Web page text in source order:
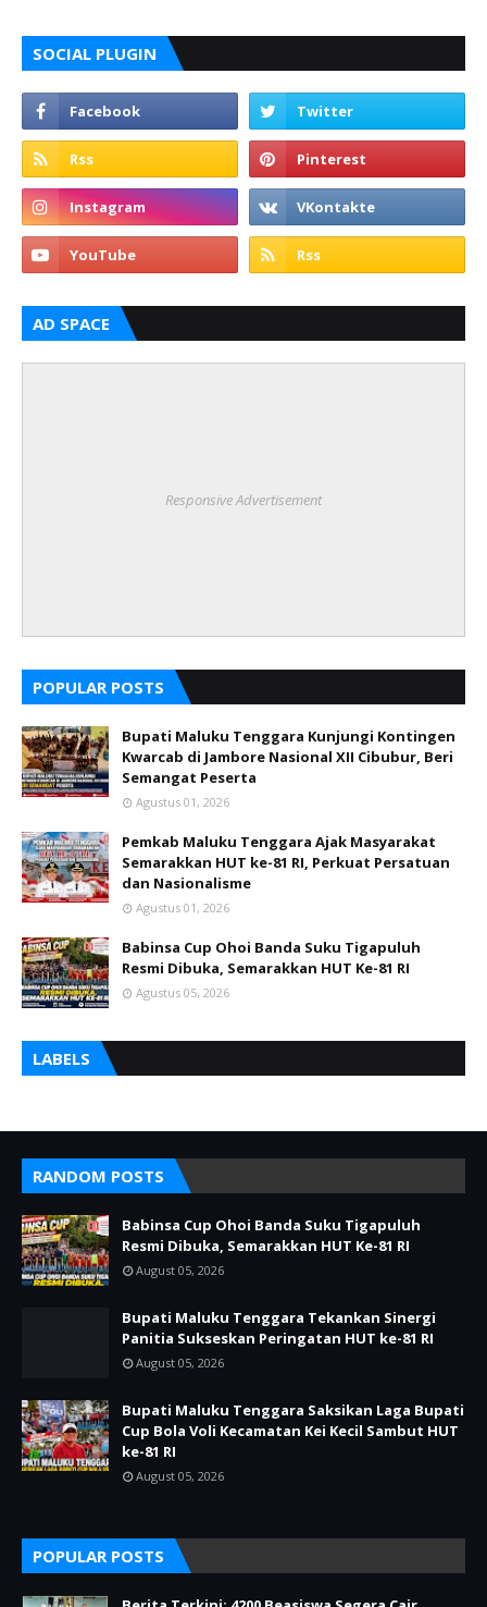
SOCIAL PLUGIN
AD SPACE
Responsive Advertisement
POPULAR POSTS
Bupati Maluku Tenggara Kunjungi Kontingen
Kwarcab di Jambore Nasional XII Cibubur, Beri
Semangat Peserta
Agustus 01, 2026
Pemkab Maluku Tenggara Ajak Masyarakat
Semarakkan HUT ke-81 RI, Perkuat Persatuan
dan Nasionalisme
Agustus 01, 2026
Babinsa Cup Ohoi Banda Suku Tigapuluh
Resmi Dibuka, Semarakkan HUT Ke-81 RI
Agustus 05, 2026
LABELS
RANDOM POSTS
Babinsa Cup Ohoi Banda Suku Tigapuluh
Resmi Dibuka, Semarakkan HUT Ke-81 RI
August 05, 2026
Bupati Maluku Tenggara Tekankan Sinergi
Panitia Sukseskan Peringatan HUT ke-81 RI
August 05, 2026
Bupati Maluku Tenggara Saksikan Laga Bupati
Cup Bola Voli Kecamatan Kei Kecil Sambut HUT
ke-81 RI
August 05, 2026
POPULAR POSTS